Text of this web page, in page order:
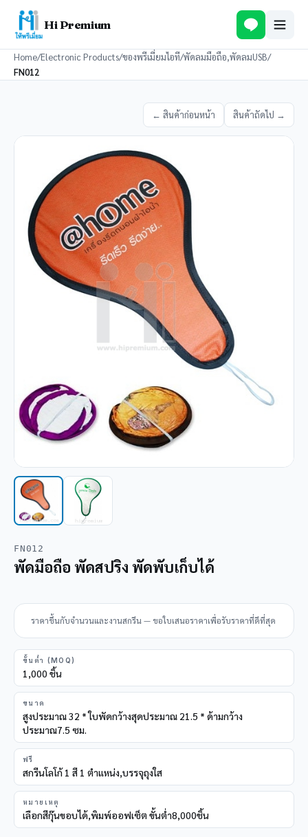
Hi Premium
Home/Electronic Products/ของพรีเมี่ยมไอที/พัดลมมือถือ,พัดลมUSB/
FN012
← สินค้าก่อนหน้า สินค้าถัดไป →
FN012
พัดมือถือ พัดสปริง พัดพับเก็บได้
ราคาขึ้นกับจำนวนและงานสกรีน — ขอใบเสนอราคาเพื่อรับราคาที่ดีที่สุด
ขั้นต่ำ (MOQ)
1,000 ชิ้น
ขนาด
สูงประมาณ 32 * ใบพัดกว้างสุดประมาณ 21.5 * ด้ามกว้าง
ประมาณ7.5 ซม.
ฟรี
สกรีนโลโก้ 1 สี 1 ตำแหน่ง,บรรจุถุงใส
หมายเหตุ
เลือกสีกุ๊นขอบได้,พิมพ์ออฟเซ็ต ขั้นต่ำ8,000ชิ้น